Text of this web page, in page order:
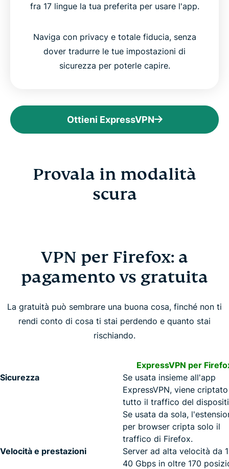
fra 17 lingue la tua preferita per usare l'app.
Naviga con privacy e totale fiducia, senza
dover tradurre le tue impostazioni di
sicurezza per poterle capire.
Ottieni ExpressVPN
Provala in modalità
scura
VPN per Firefox: a
pagamento vs gratuita
La gratuità può sembrare una buona cosa, finché non ti
rendi conto di cosa ti stai perdendo e quanto stai
rischiando.
ExpressVPN per
Sicurezza
Se usata insieme all'app
ExpressVPN, viene criptato
tutto il traffico del
Se usata da sola,
per browser cripta solo il
traffico di Firefox.
Velocità e prestazioni
Server ad alta velocità da
40 Gbps in oltre 170